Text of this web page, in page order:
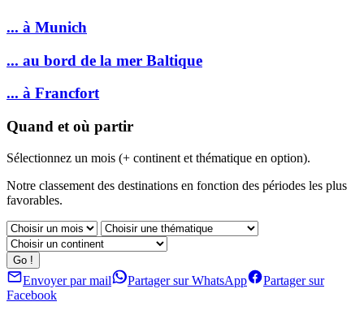
... à Munich
... au bord de la mer Baltique
... à Francfort
Quand et où partir
Sélectionnez un mois (+ continent et thématique en option).
Notre classement des destinations en fonction des périodes les plus
favorables.
Envoyer par mail Partager sur WhatsApp
Partager sur
Facebook